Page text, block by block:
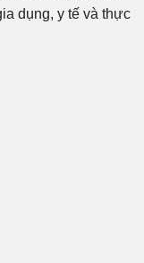
dụng, y tế và thực